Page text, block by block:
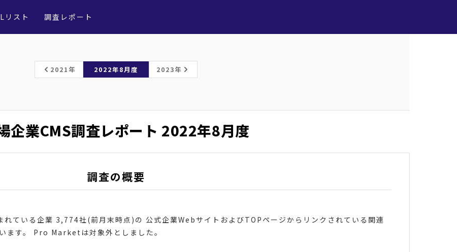
リスト 調査レポート
2021年 2022年8月度 2023年
企業CMS調査レポート 2022年8月度
調査の概要
れている企業 3,774社(前月末時点)の 公式企業WebサイトおよびTOPページからリンクされている関連
ます。 Pro Marketは対象外としました。